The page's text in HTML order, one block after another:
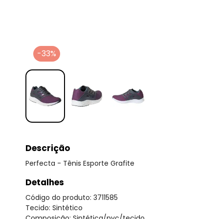
-33%
Descrição
Perfecta - Tênis Esporte Grafite
Detalhes
Código do produto: 3711585
Tecido: Sintético